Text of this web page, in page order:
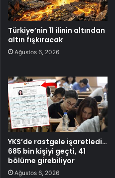
Türkiye’nin 11 ilinin altından
altın fışkıracak
Ağustos 6, 2026
YKS’de rastgele işaretledi…
685 bin kişiyi geçti, 41
bölüme girebiliyor
Ağustos 6, 2026